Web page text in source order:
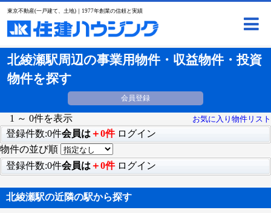
東京不動産(一戸建て、土地)｜1977年創業の信頼と実績
北綾瀬駅周辺の事業用物件・収益物件・投資
物件を探す
会員登録
1 ～ 0件を表示 お気に入り物件リスト
登録件数:0件会員は ＋0件 ログイン
物件の並び順
登録件数:0件会員は ＋0件 ログイン
北綾瀬駅の近隣の駅から探す